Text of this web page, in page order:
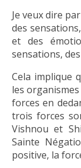
Je veux dire
des
et des
sensations,
Cela implique
les
forces en
trois forces
Vishnou et
Sainte
positive, la